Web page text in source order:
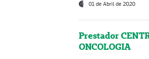
01 de Abril de 2020
Prestador
ONCOLOGIA